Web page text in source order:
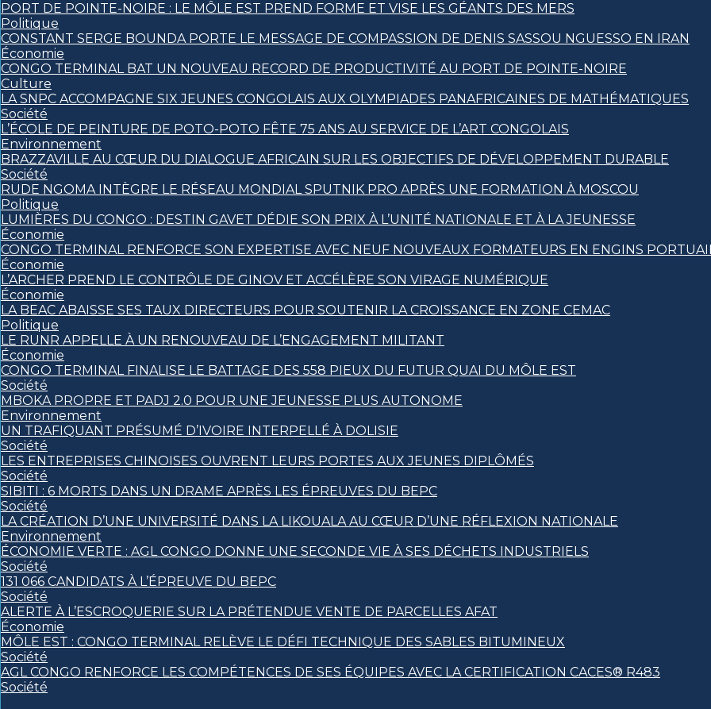
PORT DE POINTE-NOIRE : LE MÔLE EST PREND FORME ET VISE LES GÉANTS DES MERS
Politique
CONSTANT SERGE BOUNDA PORTE LE MESSAGE DE COMPASSION DE DENIS SASSOU NGUESSO EN IRAN
Économie
CONGO TERMINAL BAT UN NOUVEAU RECORD DE PRODUCTIVITÉ AU PORT DE POINTE-NOIRE
Culture
LA SNPC ACCOMPAGNE SIX JEUNES CONGOLAIS AUX OLYMPIADES PANAFRICAINES DE MATHÉMATIQUES
Société
L’ÉCOLE DE PEINTURE DE POTO-POTO FÊTE 75 ANS AU SERVICE DE L’ART CONGOLAIS
Environnement
BRAZZAVILLE AU CŒUR DU DIALOGUE AFRICAIN SUR LES OBJECTIFS DE DÉVELOPPEMENT DURABLE
Société
RUDE NGOMA INTÈGRE LE RÉSEAU MONDIAL SPUTNIK PRO APRÈS UNE FORMATION À MOSCOU
Politique
LUMIÈRES DU CONGO : DESTIN GAVET DÉDIE SON PRIX À L’UNITÉ NATIONALE ET À LA JEUNESSE
Économie
CONGO TERMINAL RENFORCE SON EXPERTISE AVEC NEUF NOUVEAUX FORMATEURS EN ENGINS
Économie
L’ARCHER PREND LE CONTRÔLE DE GINOV ET ACCÉLÈRE SON VIRAGE NUMÉRIQUE
Économie
LA BEAC ABAISSE SES TAUX DIRECTEURS POUR SOUTENIR LA CROISSANCE EN ZONE CEMAC
Politique
LE RUNR APPELLE À UN RENOUVEAU DE L’ENGAGEMENT MILITANT
Économie
CONGO TERMINAL FINALISE LE BATTAGE DES 558 PIEUX DU FUTUR QUAI DU MÔLE EST
Société
MBOKA PROPRE ET PADJ 2.0 POUR UNE JEUNESSE PLUS AUTONOME
Environnement
UN TRAFIQUANT PRÉSUMÉ D’IVOIRE INTERPELLÉ À DOLISIE
Société
LES ENTREPRISES CHINOISES OUVRENT LEURS PORTES AUX JEUNES DIPLÔMÉS
Société
SIBITI : 6 MORTS DANS UN DRAME APRÈS LES ÉPREUVES DU BEPC
Société
LA CRÉATION D’UNE UNIVERSITÉ DANS LA LIKOUALA AU CŒUR D’UNE RÉFLEXION NATIONALE
Environnement
ÉCONOMIE VERTE : AGL CONGO DONNE UNE SECONDE VIE À SES DÉCHETS INDUSTRIELS
Société
131 066 CANDIDATS À L’ÉPREUVE DU BEPC
Société
ALERTE À L’ESCROQUERIE SUR LA PRÉTENDUE VENTE DE PARCELLES AFAT
Économie
MÔLE EST : CONGO TERMINAL RELÈVE LE DÉFI TECHNIQUE DES SABLES BITUMINEUX
Société
AGL CONGO RENFORCE LES COMPÉTENCES DE SES ÉQUIPES AVEC LA CERTIFICATION CACES® R483
Société